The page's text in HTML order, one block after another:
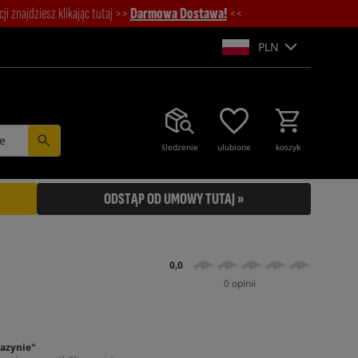
znajdziesz klikając tutaj >>Darmowa Dostawa! <<
PLN
śledzenie ulubione koszyk
ODSTĄP OD UMOWY TUTAJ »
0,0
0 opinii